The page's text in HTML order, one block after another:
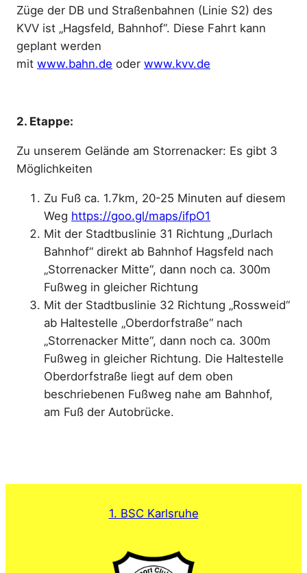
Züge der DB und Straßenbahnen (Linie S2) des
KVV ist „Hagsfeld, Bahnhof“. Diese Fahrt kann
geplant werden
mit www.bahn.de oder www.kvv.de
2. Etappe:
Zu unserem Gelände am Storrenacker: Es gibt 3
Möglichkeiten
Zu Fuß ca. 1.7km, 20-25 Minuten auf diesem
Weg https://goo.gl/maps/ifpO1
Mit der Stadtbuslinie 31 Richtung „Durlach
Bahnhof“ direkt ab Bahnhof Hagsfeld nach
„Storrenacker Mitte“, dann noch ca. 300m
Fußweg in gleicher Richtung
Mit der Stadtbuslinie 32 Richtung „Rossweid“
ab Haltestelle „Oberdorfstraße“ nach
„Storrenacker Mitte“, dann noch ca. 300m
Fußweg in gleicher Richtung. Die Haltestelle
Oberdorfstraße liegt auf dem oben
beschriebenen Fußweg nahe am Bahnhof,
am Fuß der Autobrücke.
1. BSC Karlsruhe